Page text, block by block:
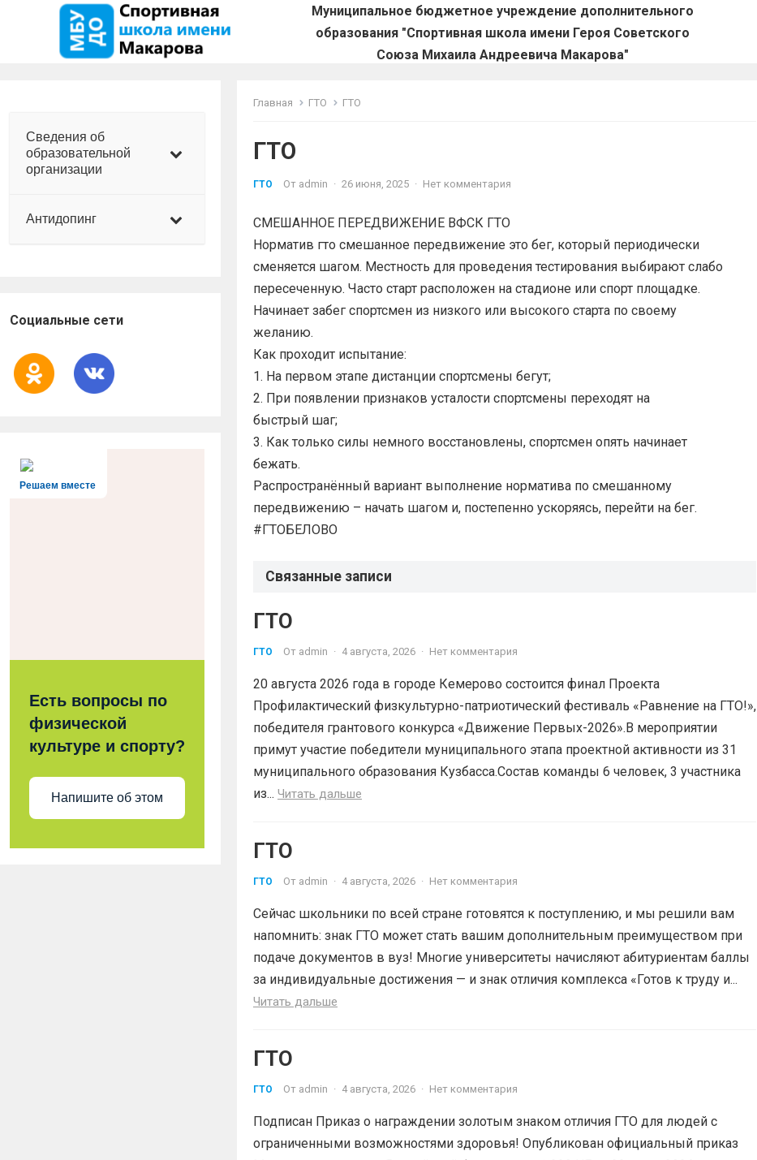
Муниципальное бюджетное учреждение дополнительного
образования "Спортивная школа имени Героя Советского
Союза Михаила Андреевича Макарова"
Сведения об
образовательной
организации
Антидопинг
Социальные сети
Решаем вместе
Есть вопросы по
физической
культуре и спорту?
Напишите об этом
Главная ГТО ГТО
ГТО
ГТО От admin · 26 июня, 2025 · Нет комментария
СМЕШАННОЕ ПЕРЕДВИЖЕНИЕ ВФСК ГТО
Норматив гто смешанное передвижение это бег, который периодически
сменяется шагом. Местность для проведения тестирования выбирают слабо
пересеченную. Часто старт расположен на стадионе или спорт площадке.
Начинает забег спортсмен из низкого или высокого старта по своему
желанию.
Как проходит испытание:
1. На первом этапе дистанции спортсмены бегут;
2. При появлении признаков усталости спортсмены переходят на
быстрый шаг;
3. Как только силы немного восстановлены, спортсмен опять начинает
бежать.
Распространённый вариант выполнение норматива по смешанному
передвижению – начать шагом и, постепенно ускоряясь, перейти на бег.
#ГТОБЕЛОВО
Связанные записи
ГТО
ГТО От admin · 4 августа, 2026 · Нет комментария
20 августа 2026 года в городе Кемерово состоится финал Проекта
Профилактический физкультурно-патриотический фестиваль «Равнение на ГТО!»,
победителя грантового конкурса «Движение Первых-2026».В мероприятии
примут участие победители муниципального этапа проектной активности из 31
муниципального образования Кузбасса.Состав команды 6 человек, 3 участника
из... Читать дальше
ГТО
ГТО От admin · 4 августа, 2026 · Нет комментария
Сейчас школьники по всей стране готовятся к поступлению, и мы решили вам
напомнить: знак ГТО может стать вашим дополнительным преимуществом при
подаче документов в вуз! Многие университеты начисляют абитуриентам баллы
за индивидуальные достижения — и знак отличия комплекса «Готов к труду и...
Читать дальше
ГТО
ГТО От admin · 4 августа, 2026 · Нет комментария
Подписан Приказ о награждении золотым знаком отличия ГТО для людей с
ограниченными возможностями здоровья! Опубликован официальный приказ